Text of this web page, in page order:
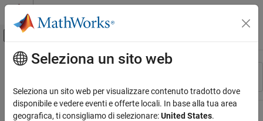
Vai al contenuto
Attiva/disattiva menu di navigazione
Risorsa
Stato
Contenuto principale
Seleziona un sito web
Seleziona un sito web per visualizzare contenuto tradotto dove
disponibile e vedere eventi e offerte locali. In base alla tua area
geografica, ti consigliamo di selezionare:United States.